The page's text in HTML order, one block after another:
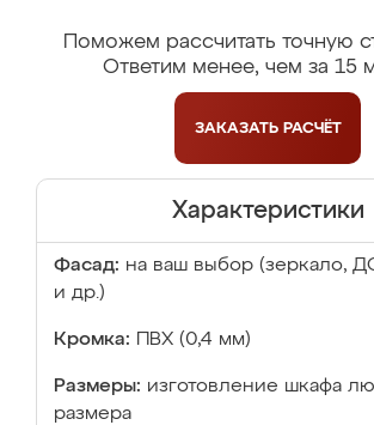
Поможем рассчитать точную
Ответим менее, чем за 15
ЗАКАЗАТЬ РАСЧЁТ
Характеристики
Фасад: на ваш выбор (зеркало,
и др.)
Кромка: ПВХ (0,4 мм)
Размеры: изготовление шкафа
размера